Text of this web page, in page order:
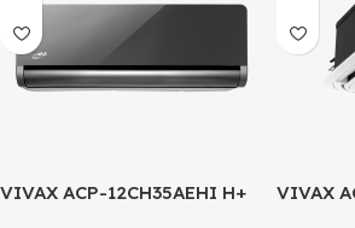
VIVAX ACP-12CH35AEHI H+
VIVAX